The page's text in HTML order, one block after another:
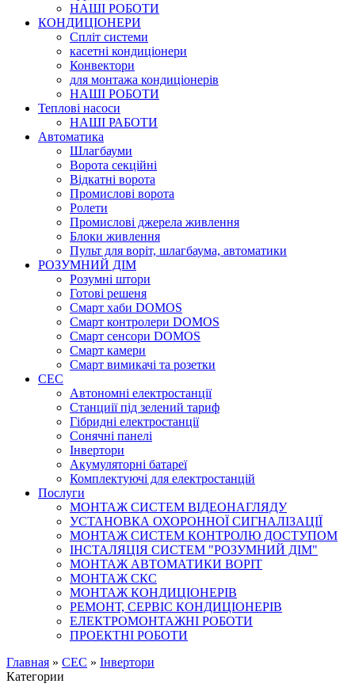
НАШІ РОБОТИ
КОНДИЦІОНЕРИ
Cпліт системи
касетні кондиціонери
Конвектори
для монтажа кондиціонерів
НАШІ РОБОТИ
Теплові насоси
НАШІ РАБОТИ
Автоматика
Шлагбауми
Ворота секційні
Відкатні ворота
Промислові ворота
Ролети
Промислові джерела живлення
Блоки живлення
Пульт для воріт, шлагбаума, автоматики
РОЗУМНИЙ ДІМ
Розумні штори
Готові решеня
Смарт хаби DOMOS
Смарт контролери DOMOS
Смарт сенсори DOMOS
Смарт камери
Смарт вимикачі та розетки
СЕС
Автономні електростанції
Станциії під зелений тариф
Гібридні електростанції
Сонячні панелі
Інвертори
Акумуляторні батареї
Комплектуючі для електростанцій
Послуги
МОНТАЖ СИСТЕМ ВІДЕОНАГЛЯДУ
УСТАНОВКА ОХОРОННОЇ СИГНАЛІЗАЦІЇ
МОНТАЖ СИСТЕМ КОНТРОЛЮ ДОСТУПОМ
ІНСТАЛЯЦІЯ СИСТЕМ "РОЗУМНИЙ ДІМ"
МОНТАЖ АВТОМАТИКИ ВОРІТ
МОНТАЖ СКС
МОНТАЖ КОНДИЦІОНЕРІВ
РЕМОНТ, СЕРВІС КОНДИЦІОНЕРІВ
ЕЛЕКТРОМОНТАЖНІ РОБОТИ
ПРОЕКТНІ РОБОТИ
Главная » СЕС » Інвертори
Категории